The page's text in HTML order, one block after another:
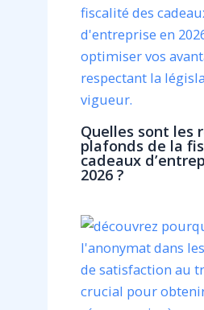
Quelles sont les
plafonds de la
cadeaux
2026 ?